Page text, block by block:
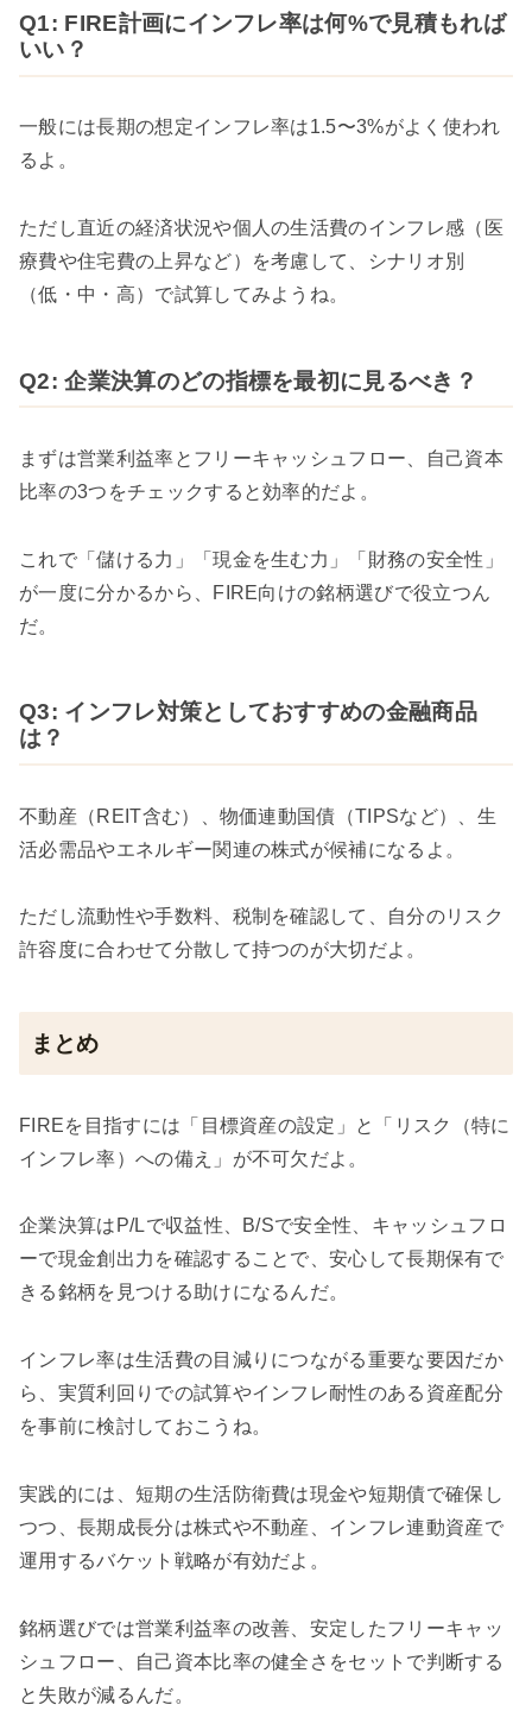
Q1: FIRE計画にインフレ率は何%で見積もれば
いい？
一般には長期の想定インフレ率は1.5〜3%がよく使われ
るよ。
ただし直近の経済状況や個人の生活費のインフレ感（医
療費や住宅費の上昇など）を考慮して、シナリオ別
（低・中・高）で試算してみようね。
Q2: 企業決算のどの指標を最初に見るべき？
まずは営業利益率とフリーキャッシュフロー、自己資本
比率の3つをチェックすると効率的だよ。
これで「儲ける力」「現金を生む力」「財務の安全性」
が一度に分かるから、FIRE向けの銘柄選びで役立つん
だ。
Q3: インフレ対策としておすすめの金融商品
は？
不動産（REIT含む）、物価連動国債（TIPSなど）、生
活必需品やエネルギー関連の株式が候補になるよ。
ただし流動性や手数料、税制を確認して、自分のリスク
許容度に合わせて分散して持つのが大切だよ。
まとめ
FIREを目指すには「目標資産の設定」と「リスク（特に
インフレ率）への備え」が不可欠だよ。
企業決算はP/Lで収益性、B/Sで安全性、キャッシュフロ
ーで現金創出力を確認することで、安心して長期保有で
きる銘柄を見つける助けになるんだ。
インフレ率は生活費の目減りにつながる重要な要因だか
ら、実質利回りでの試算やインフレ耐性のある資産配分
を事前に検討しておこうね。
実践的には、短期の生活防衛費は現金や短期債で確保し
つつ、長期成長分は株式や不動産、インフレ連動資産で
運用するバケット戦略が有効だよ。
銘柄選びでは営業利益率の改善、安定したフリーキャッ
シュフロー、自己資本比率の健全さをセットで判断する
と失敗が減るんだ。